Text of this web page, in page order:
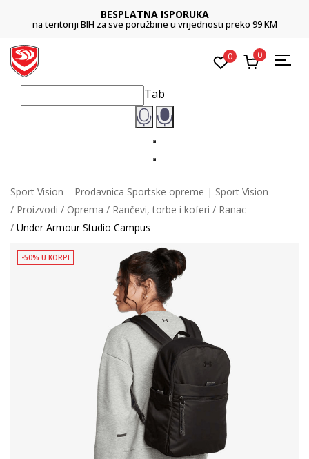
BESPLATNA ISPORUKA
na teritoriji BIH za sve poružbine u vrijednosti preko 99 KM
0 0
Tab
Sport Vision – Prodavnica Sportske opreme | Sport Vision
Proizvodi
Oprema Rančevi, torbe i koferi
Ranac
Under Armour Studio Campus
-50% U KORPI